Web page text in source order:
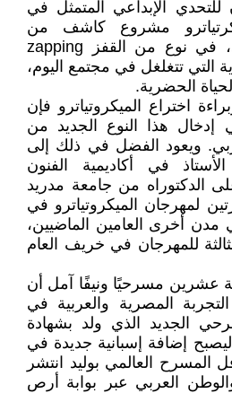
الإبداعي المتمثل في
مشروع كاشف من
شاعرية الزمان والمكان، في نوع من القفز zapping
التي تتغلغل في مجتمع اليوم،
الحضرية.
اختراع الميكروتياترو فإن
إدخال هذا النوع الجديد من
ويعود الفضل في ذلك إلى
في أكاديمية الفنون
الدكتوراه من جامعة مدريد
لمهرجان الميكروتياترو في
مدن أخرى العامين الماضيين،
للمهرجان في خريف العام
عشرين مسرحيًا ونيفًا آمل أن
المصرية والعربية في
الجديد الذي ولد بشهادة
إضافة إسبانية جديدة في
المسرح العالمي بوليد انتشر
العربي عبر بوابة أرص